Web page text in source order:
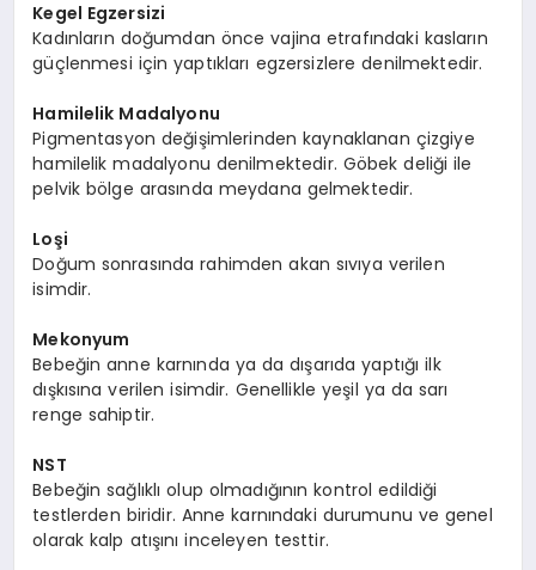
Kegel Egzersizi
Kadınların doğumdan önce vajina etrafındaki kasların
güçlenmesi için yaptıkları egzersizlere denilmektedir.
Hamilelik Madalyonu
Pigmentasyon değişimlerinden kaynaklanan çizgiye
hamilelik madalyonu denilmektedir. Göbek deliği ile
pelvik bölge arasında meydana gelmektedir.
Loşi
Doğum sonrasında rahimden akan sıvıya verilen
isimdir.
Mekonyum
Bebeğin anne karnında ya da dışarıda yaptığı ilk
dışkısına verilen isimdir. Genellikle yeşil ya da sarı
renge sahiptir.
NST
Bebeğin sağlıklı olup olmadığının kontrol edildiği
testlerden biridir. Anne karnındaki durumunu ve genel
olarak kalp atışını inceleyen testtir.